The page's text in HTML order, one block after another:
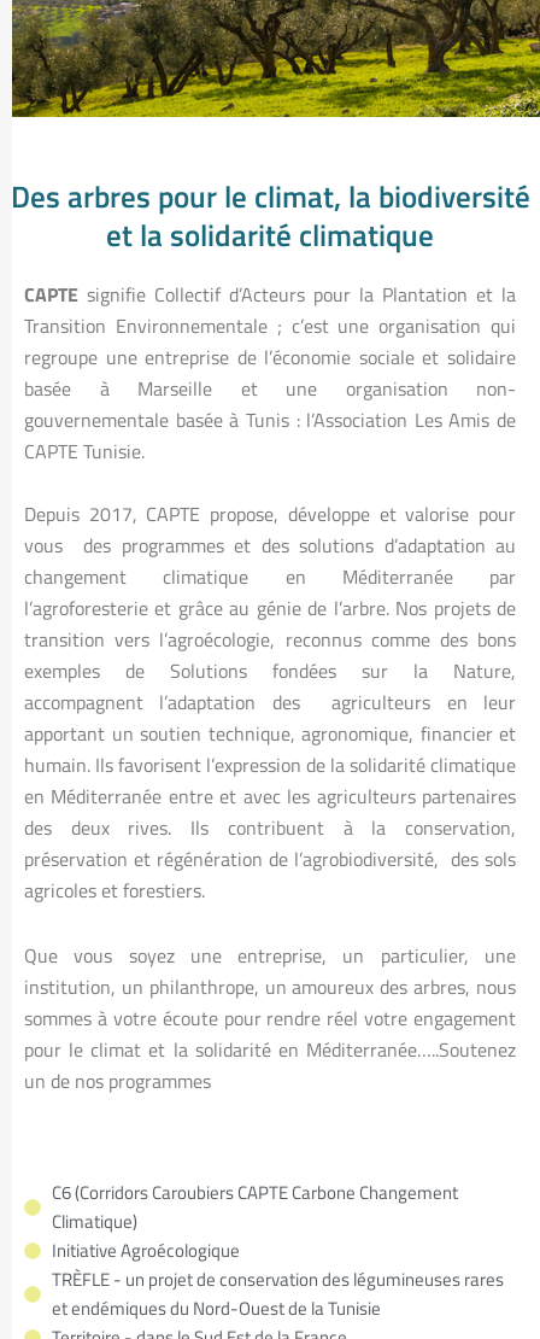
Des arbres pour le climat, la biodiversité
et la solidarité climatique
CAPTE signifie Collectif d’Acteurs pour la Plantation et la
Transition Environnementale ; c’est une organisation qui
regroupe une entreprise de l’économie sociale et solidaire
basée à Marseille et une organisation non-
gouvernementale basée à Tunis : l’Association Les Amis de
CAPTE Tunisie.
Depuis 2017, CAPTE propose, développe et valorise pour
vous des programmes et des solutions d’adaptation au
changement climatique en Méditerranée par
l’agroforesterie et grâce au génie de l’arbre. Nos projets de
transition vers l’agroécologie, reconnus comme des bons
exemples de Solutions fondées sur la Nature,
accompagnent l’adaptation des agriculteurs en leur
apportant un soutien technique, agronomique, financier et
humain. Ils favorisent l’expression de la solidarité climatique
en Méditerranée entre et avec les agriculteurs partenaires
des deux rives. Ils contribuent à la conservation,
préservation et régénération de l’agrobiodiversité, des sols
agricoles et forestiers.
Que vous soyez une entreprise, un particulier, une
institution, un philanthrope, un amoureux des arbres, nous
sommes à votre écoute pour rendre réel votre engagement
pour le climat et la solidarité en Méditerranée…..Soutenez
un de nos programmes
C6 (Corridors Caroubiers CAPTE Carbone Changement
Climatique)
Initiative Agroécologique
TRÈFLE - un projet de conservation des légumineuses rares
et endémiques du Nord-Ouest de la Tunisie